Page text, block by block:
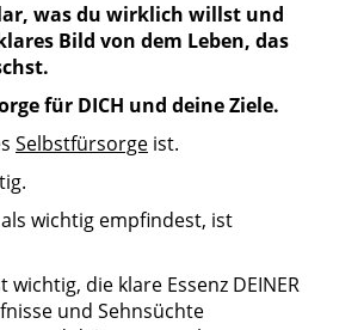
was du wirklich willst und
Bild von dem Leben, das
für DICH und deine Ziele.
Selbstfürsorge ist.
wichtig empfindest, ist
wichtig, die klare Essenz DEINER
und Sehnsüchte